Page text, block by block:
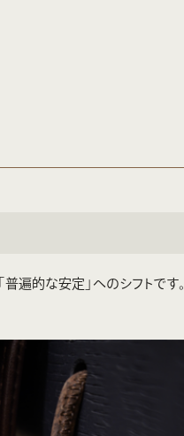
遍的な安定」へのシフトです。